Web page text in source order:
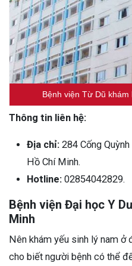
Bệnh viện Từ Dũ
Thông tin liên hệ:
Địa chỉ: 284 Cống
Hồ Chí Minh.
Hotline: 02854042829.
Bệnh viện Đại học Y
Minh
Nên khám yếu sinh lý nam ở
cho biết người bệnh có thể